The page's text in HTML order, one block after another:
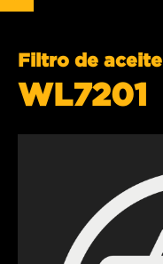
Filtro de aceite
WL7201